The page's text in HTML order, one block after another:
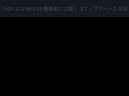
tvOS 12.3 beta 1を開発者に公開！【アップデート】本